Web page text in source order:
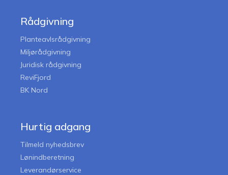
Rådgivning
Planteavlsrådgivning
Miljørådgivning
Juridisk rådgivning
ReviFjord
BK Nord
Hurtig adgang
Tilmeld nyhedsbrev
Lønindberetning
Leverandørservice